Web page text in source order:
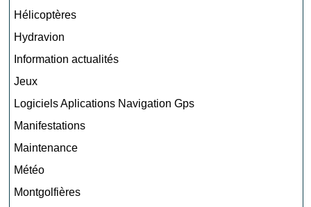
Hélicoptères
Hydravion
Information actualités
Jeux
Logiciels Aplications Navigation Gps
Manifestations
Maintenance
Météo
Montgolfières